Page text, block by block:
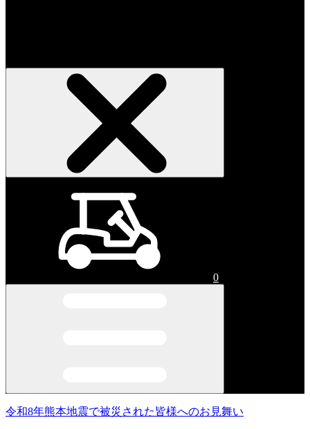
0
令和8年熊本地震で被災された皆様へのお見舞い